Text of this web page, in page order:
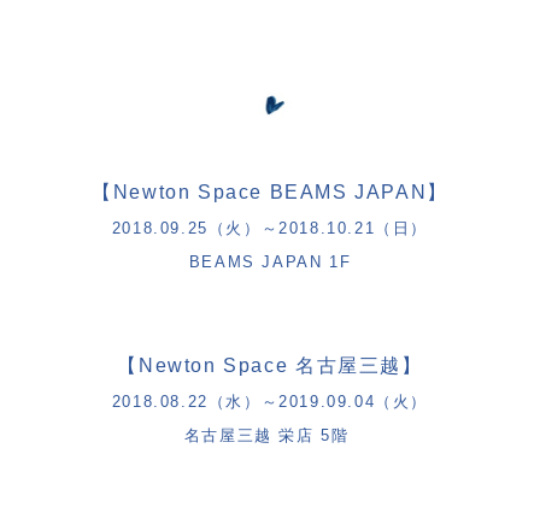
【 Newton Space BEAMS JAPAN 】
2018.09.25 （火）～2018.10.21 （日）
BEAMS JAPAN 1F
【 Newton Space 名古屋三越】
2018.08.22 （水）～2019.09.04 （火）
名古屋三越 栄店 5 階